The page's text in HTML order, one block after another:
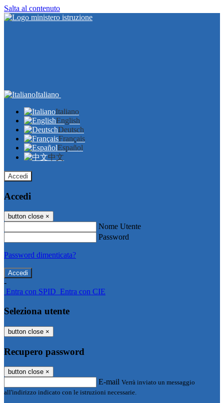
Salta al contenuto
Italiano
Italiano
English
Deutsch
Français
Español
中文
Accedi
Accedi
button close ×
Nome Utente
Password
Password dimenticata?
-
Entra con SPID Entra con CIE
Seleziona utente
button close ×
Recupero password
button close ×
E-mail Verrà inviato un messaggio
all'indirizzo indicato con le istruzioni necessarie.